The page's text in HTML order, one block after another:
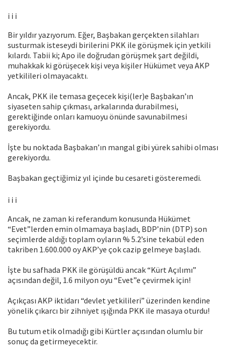
¡ ¡ ¡
Bir yıldır yazıyorum. Eğer, Başbakan gerçekten silahları
susturmak isteseydi birilerini PKK ile görüşmek için yetkili
kılardı. Tabii ki; Apo ile doğrudan görüşmek şart değildi,
muhakkak ki görüşecek kişi veya kişiler Hükümet veya AKP
yetkilileri olmayacaktı.
Ancak, PKK ile temasa geçecek kişi(ler)e Başbakan’ın
siyaseten sahip çıkması, arkalarında durabilmesi,
gerektiğinde onları kamuoyu önünde savunabilmesi
gerekiyordu.
İşte bu noktada Başbakan’ın mangal gibi yürek sahibi olması
gerekiyordu.
Başbakan geçtiğimiz yıl içinde bu cesareti gösteremedi.
¡ ¡ ¡
Ancak, ne zaman ki referandum konusunda Hükümet
“Evet”lerden emin olmamaya başladı, BDP’nin (DTP) son
seçimlerde aldığı toplam oyların % 5.2’sine tekabül eden
takriben 1.600.000 oy AKP’ye çok cazip gelmeye başladı.
İşte bu safhada PKK ile görüşüldü ancak “Kürt Açılımı”
açısından değil, 1.6 milyon oyu “Evet”e çevirmek için!
Açıkçası AKP iktidarı “devlet yetkilileri” üzerinden kendine
yönelik çıkarcı bir zihniyet ışığında PKK ile masaya oturdu!
Bu tutum etik olmadığı gibi Kürtler açısından olumlu bir
sonuç da getirmeyecektir.